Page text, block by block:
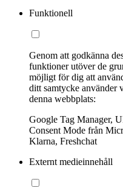
Funktionell
Genom att godkänna
funktioner utöver de
möjligt för dig att
ditt samtycke använder
denna webbplats:
Google Tag Manager,
Consent Mode från
Klarna, Freshchat
Externt medieinnehåll